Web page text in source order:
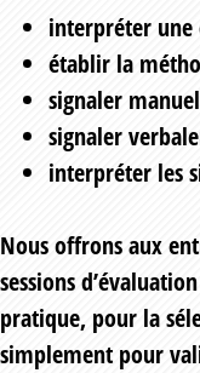
interpréter
établir la
signaler
signaler
interpréter les
Nous offrons aux
sessions
pratique, pour la
simplement pour